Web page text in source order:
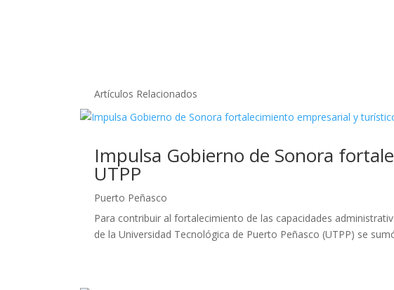
Artículos Relacionados
Impulsa Gobierno de Sonora
UTPP
Puerto Peñasco
Para contribuir al fortalecimiento de las capacidades
de la Universidad Tecnológica de Puerto Peñasco (UTPP) se